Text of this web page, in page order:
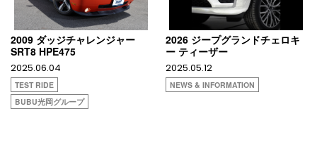
2009 ダッジチャレンジャー
SRT8 HPE475
2025.06.04
TEST RIDE
BUBU光岡グループ
2026 ジープグランドチェロキ
ー ティーザー
2025.05.12
NEWS & INFORMATION